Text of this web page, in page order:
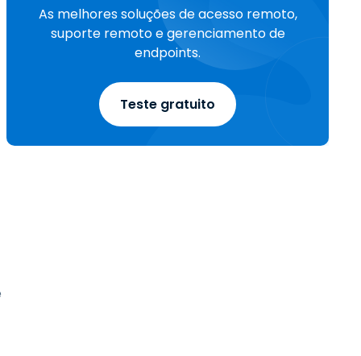
As melhores soluções de acesso remoto,
suporte remoto e gerenciamento de
endpoints.
Teste gratuito